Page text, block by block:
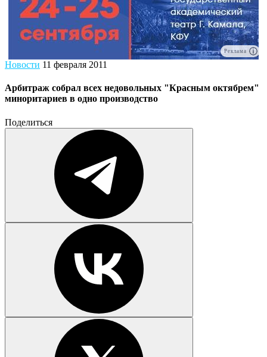
Реклама
Новости 11 февраля 2011
Арбитраж собрал всех недовольных "Красным октябрем"
миноритариев в одно производство
Поделиться